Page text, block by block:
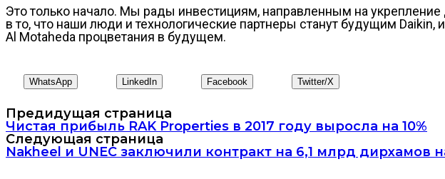
Это только начало. Мы рады инвестициям, направленным на
в то, что наши люди и технологические партнеры станут будущим
Al Motaheda процветания в будущем.
WhatsApp LinkedIn Facebook Twitter/X
Предидущая страница
Чистая прибыль RAK Properties в 2017 году выросла на 10%
Следующая страница
Nakheel и UNEC заключили контракт на 6,1 млрд